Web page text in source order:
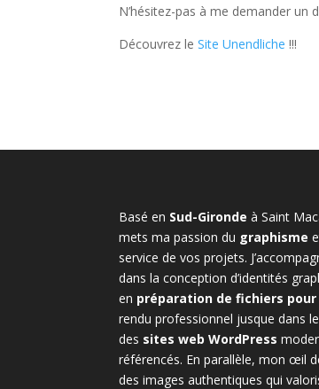
N’hésitez-pas à me demander un
Découvrez leSite Unendliche !!!
Basé en Sud-Gironde à Saint
mets ma passion du graphisme
service de vos projets.
dans la conception d’identités
en préparation de fichiers pour
rendu professionnel jusque dans
des sites web WordPress
référencés. En parallèle, mon œil
des images authentiques qui